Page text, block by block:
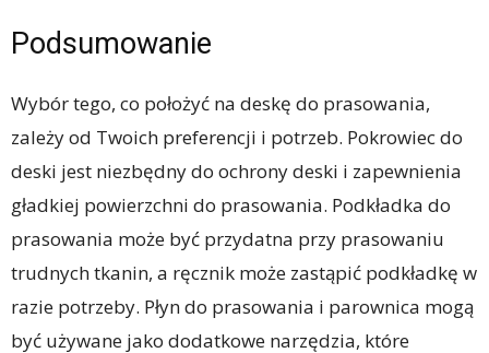
Podsumowanie
Wybór tego, co położyć na deskę do prasowania,
zależy od Twoich preferencji i potrzeb. Pokrowiec do
deski jest niezbędny do ochrony deski i zapewnienia
gładkiej powierzchni do prasowania. Podkładka do
prasowania może być przydatna przy prasowaniu
trudnych tkanin, a ręcznik może zastąpić podkładkę w
razie potrzeby. Płyn do prasowania i parownica mogą
być używane jako dodatkowe narzędzia, które